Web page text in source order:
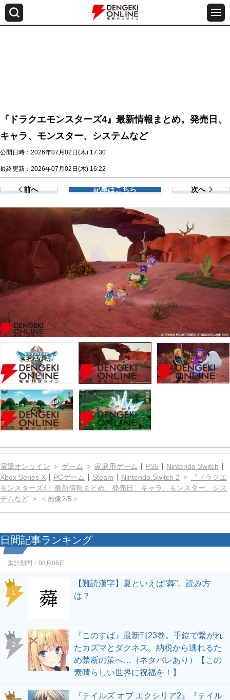
『ドラクエモンスターズ4』最新情報まとめ。発売日、
キャラ、モンスター、システムなど
公開日時：2026年07月02日(木) 17:30
最終更新：2026年07月02日(木) 16:22
前へ 記事はこちら 次へ
電撃オンライン ゲーム 家庭用ゲーム PS5
Nintendo Switch
Xbox Series X
PCゲーム Steam Nintendo Switch 2
『ドラクエ
モンスターズ4』最新情報まとめ。発売日、キャラ、モンスター、シス
テムなど
＜画像2/5＞
日間記事ランキング
集計期間： 08月06日
1
【難読漢字】夏といえば“蕣”。読み方
は？
2
『このすば』最新刊23巻。手錠で繋がれ
たカズマとダクネス。納税から逃れるた
め禁断の策へ…（ネタバレあり）【この
素晴らしい世界に祝福を！】
『テイルズ オブ エクシリア2』『テイル